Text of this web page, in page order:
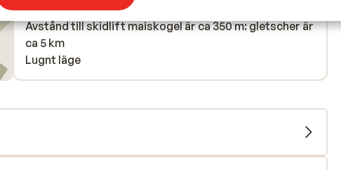
Skidbuss i direktanslutning till hotellet
Avstånd till skidlift maiskogel är ca 350 m: gletscher är
ca 5 km
Lugnt läge